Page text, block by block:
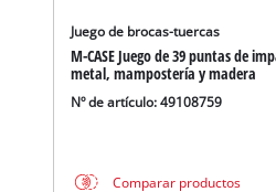
Juego de brocas-tuercas
M-CASE Juego de 39 puntas de
metal, mampostería y madera
Nº de artículo: 49108759
Comparar productos